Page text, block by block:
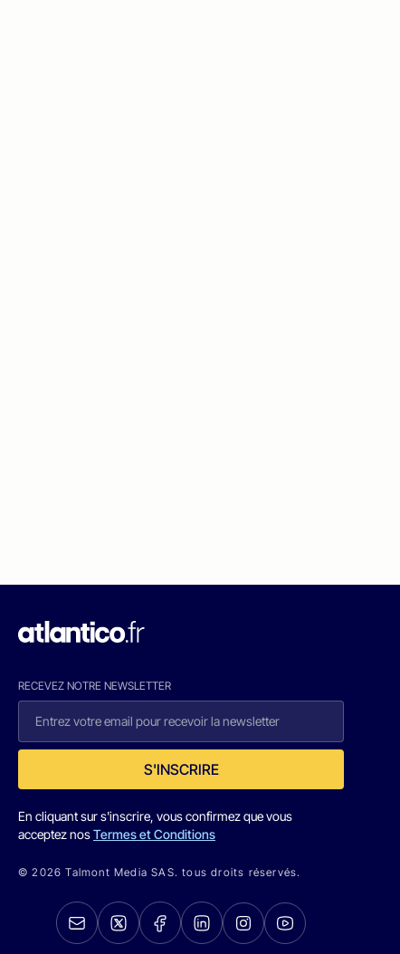
RECEVEZ NOTRE NEWSLETTER
S'INSCRIRE
En cliquant sur s'inscrire, vous confirmez que vous
acceptez nosTermes et Conditions
© 2026 Talmont Media SAS. tous droits réservés.